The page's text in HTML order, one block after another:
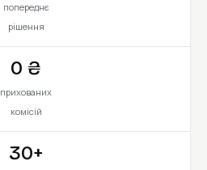
попереднє
рішення
0 ₴
прихованих
комісій
30+